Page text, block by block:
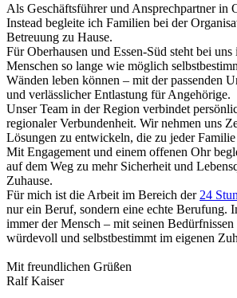
Als Geschäftsführer und Ansprechpartner in
Instead begleite ich Familien bei der
Betreuung zu Hause.
Für Oberhausen und Essen-Süd steht bei
Menschen so lange wie möglich
Wänden leben können – mit der passenden
und verlässlicher Entlastung für Angehörige.
Unser Team in der Region verbindet
regionaler Verbundenheit. Wir nehmen uns
Lösungen zu entwickeln, die zu jeder Familie
Mit Engagement und einem offenen Ohr
auf dem Weg zu mehr Sicherheit und
Zuhause.
Für mich ist die Arbeit im Bereich der 24
nur ein Beruf, sondern eine echte Berufung.
immer der Mensch – mit seinen
würdevoll und selbstbestimmt im eigenen
Mit freundlichen Grüßen
Ralf Kaiser